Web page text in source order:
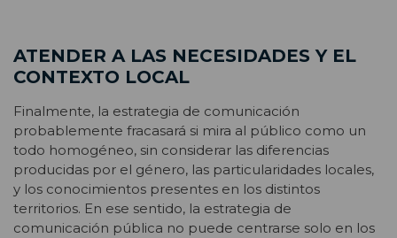
ATENDER A LAS NECESIDADES Y EL
CONTEXTO LOCAL
Finalmente, la estrategia de comunicación
probablemente fracasará si mira al público como un
todo homogéneo, sin considerar las diferencias
producidas por el género, las particularidades locales,
y los conocimientos presentes en los distintos
territorios. En ese sentido, la estrategia de
comunicación pública no puede centrarse solo en los